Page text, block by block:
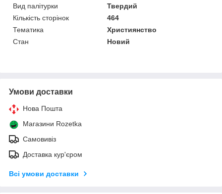
Вид палітурки
Твердий
Кількість сторінок
464
Тематика
Християнство
Стан
Новий
Умови доставки
Нова Пошта
Магазини Rozetka
Самовивіз
Доставка кур'єром
Всі умови доставки